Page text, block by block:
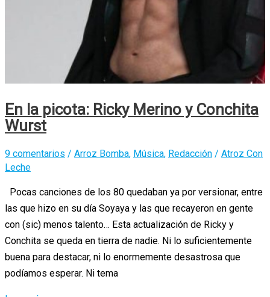
En la picota: Ricky Merino y Conchita
Wurst
9 comentarios / Arroz Bomba, Música, Redacción / Atroz Con
Leche
Pocas canciones de los 80 quedaban ya por versionar, entre
las que hizo en su día Soyaya y las que recayeron en gente
con (sic) menos talento… Esta actualización de Ricky y
Conchita se queda en tierra de nadie. Ni lo suficientemente
buena para destacar, ni lo enormemente desastrosa que
podíamos esperar. Ni tema